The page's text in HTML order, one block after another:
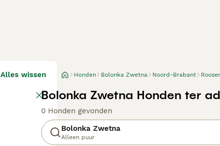
Alles wissen Honden Bolonka Zwetna Noord-Brabant
Bolonka Zwetna Honden ter
0 Honden gevonden
Bolonka Zwetna
Alleen puur